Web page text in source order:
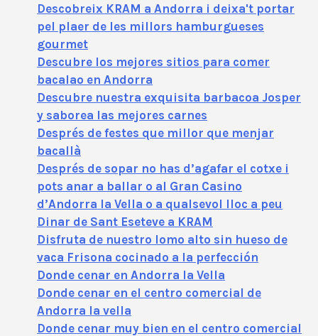
Descobreix KRAM a Andorra i deixa't portar
pel plaer de les millors hamburgueses
gourmet
Descubre los mejores sitios para comer
bacalao en Andorra
Descubre nuestra exquisita barbacoa Josper
y saborea las mejores carnes
Després de festes que millor que menjar
bacallà
Després de sopar no has d’agafar el cotxe i
pots anar a ballar o al Gran Casino
d’Andorra la Vella o a qualsevol lloc a peu
Dinar de Sant Eseteve a KRAM
Disfruta de nuestro lomo alto sin hueso de
vaca Frisona cocinado a la perfección
Donde cenar en Andorra la Vella
Donde cenar en el centro comercial de
Andorra la vella
Donde cenar muy bien en el centro comercial